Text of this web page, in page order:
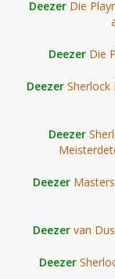
Deezer Die
Deezer Die
Deezer Sherlock
Deezer
Deezer
Deezer van
Deezer